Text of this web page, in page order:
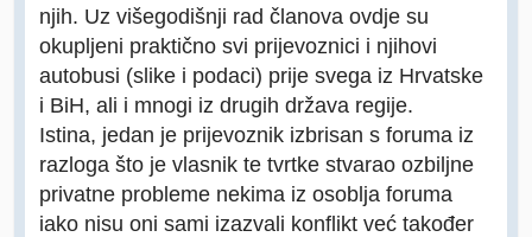
njih. Uz višegodišnji rad članova ovdje su
okupljeni praktično svi prijevoznici i njihovi
autobusi (slike i podaci) prije svega iz Hrvatske
i BiH, ali i mnogi iz drugih država regije.
Istina, jedan je prijevoznik izbrisan s foruma iz
razloga što je vlasnik te tvrtke stvarao ozbiljne
privatne probleme nekima iz osoblja foruma
iako nisu oni sami izazvali konflikt već također